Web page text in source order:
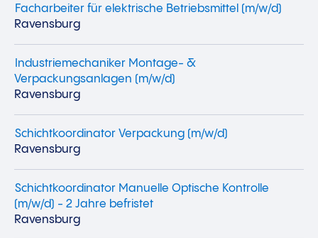
Facharbeiter für elektrische Betriebsmittel (m/w/d)
Ravensburg
Industriemechaniker Montage- &
Verpackungsanlagen (m/w/d)
Ravensburg
Schichtkoordinator Verpackung (m/w/d)
Ravensburg
Schichtkoordinator Manuelle Optische Kontrolle
(m/w/d) - 2 Jahre befristet
Ravensburg